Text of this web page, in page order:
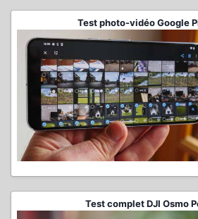
Test photo-vidéo Google
Test complet DJI Osmo